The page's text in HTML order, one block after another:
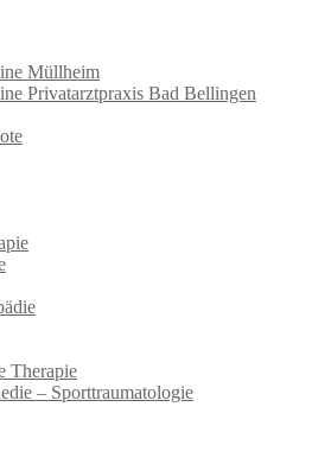
Müllheim
Privatarztpraxis Bad Bellingen
Therapie
– Sporttraumatologie